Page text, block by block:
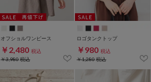
オフショルワンピース
￥2,480 税込
￥3,980税込
ロゴタンクトップ
￥980 税込
￥1,280税込